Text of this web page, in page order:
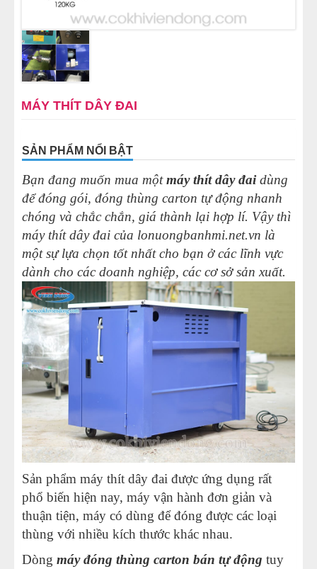
MÁY THÍT DÂY ĐAI
SẢN PHẨM NỔI BẬT
Bạn đang muốn mua mộtmáy thít dây đaidùng
để đóng gói, đóng thùng carton tự động nhanh
chóng và chắc chắn, giá thành lại hợp lí. Vậy thì
máy thít dây đai của lonuongbanhmi.net.vn là
một sự lựa chọn tốt nhất cho bạn ở các lĩnh vực
dành cho các doanh nghiệp, các cơ sở sản xuất.
Sản phẩm máy thít dây đai được ứng dụng rất
phổ biến hiện nay, máy vận hành đơn giản và
thuận tiện, máy có dùng để đóng được các loại
thùng với nhiều kích thước khác nhau.
Dòng máy đóng thùng carton bán tự động tuy
MÁY CÁN BỘT MÌ
MÁY SE BỘT LÀM BÁNH
LINH KIỆN PHỤ KIỆN
MÁY LÀM HÁ CẢO
MÁY LÀM XÍU MẠI
THIẾT BỊ KHÁC